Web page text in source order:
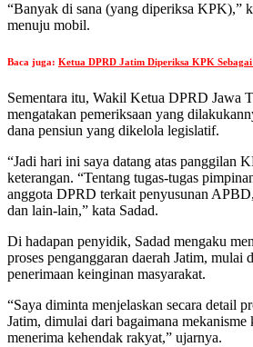
“Banyak di sana (yang diperiksa KPK),”
menuju mobil.
Baca juga: Ketua DPRD Jatim Diperiksa KPK
Sementara itu, Wakil Ketua DPRD Jawa
mengatakan pemeriksaan yang
dana pensiun yang dikelola legislatif.
“Jadi hari ini saya datang atas panggilan
keterangan. “Tentang tugas-tugas
anggota DPRD terkait penyusunan
dan lain-lain,” kata Sadad.
Di hadapan penyidik, Sadad mengaku
proses penganggaran daerah Jatim, mulai
penerimaan keinginan masyarakat.
“Saya diminta menjelaskan secara detail
Jatim, dimulai dari bagaimana mekanisme
menerima kehendak rakyat,” ujarnya.